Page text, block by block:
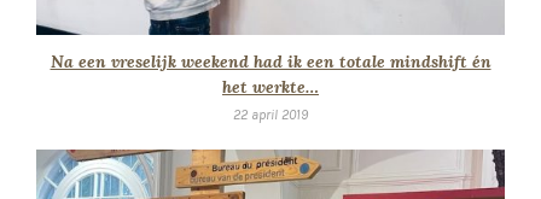
Na een vreselijk weekend had ik een totale mindshift én
het werkte…
22 april 2019